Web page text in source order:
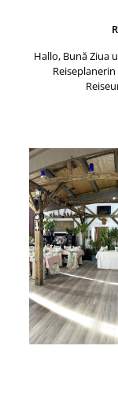
Hallo, Bună Ziua